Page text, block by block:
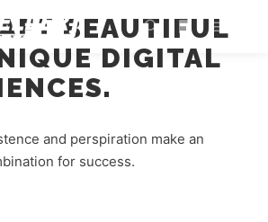
BEAUTIFUL
DIGITAL
and perspiration make an
for success.